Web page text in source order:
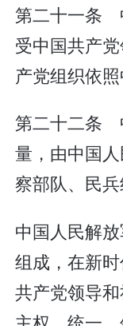
第二十一条
受中国共产
产党组织依
第二十二条
量，由中国
察部队、民兵
中国人民解
组成，在新
共产党领导